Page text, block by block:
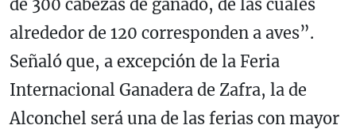
de 300 cabezas de ganado, de las cuales
alrededor de 120 corresponden a aves”.
Señaló que, a excepción de la Feria
Internacional Ganadera de Zafra, la de
Alconchel será una de las ferias con mayor